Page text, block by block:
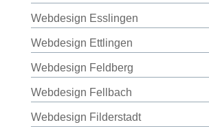
Webdesign Esslingen
Webdesign Ettlingen
Webdesign Feldberg
Webdesign Fellbach
Webdesign Filderstadt